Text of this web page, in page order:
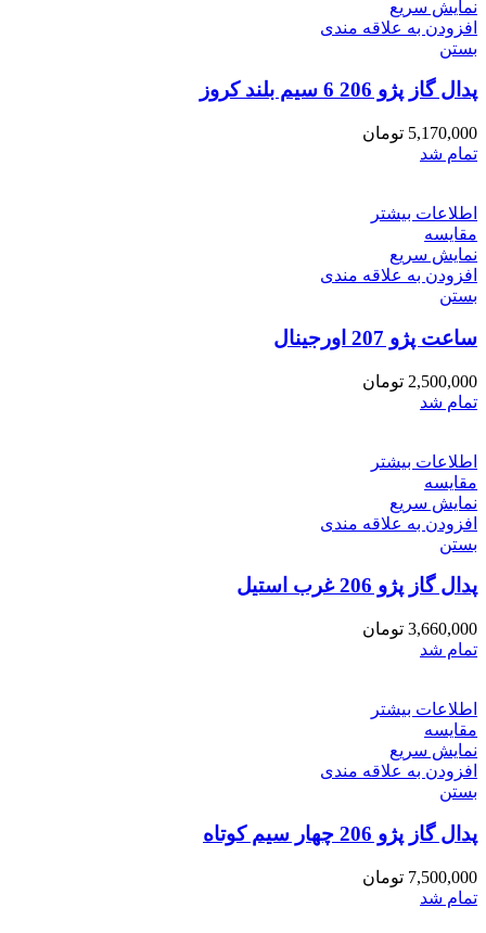
نمایش سریع
افزودن به علاقه مندی
بستن
پدال گاز پژو 206 6 سیم بلند کروز
5,170,000 تومان
تمام شد
اطلاعات بیشتر
مقایسه
نمایش سریع
افزودن به علاقه مندی
بستن
ساعت پژو 207 اورجینال
2,500,000 تومان
تمام شد
اطلاعات بیشتر
مقایسه
نمایش سریع
افزودن به علاقه مندی
بستن
پدال گاز پژو 206 غرب استیل
3,660,000 تومان
تمام شد
اطلاعات بیشتر
مقایسه
نمایش سریع
افزودن به علاقه مندی
بستن
پدال گاز پژو 206 چهار سیم کوتاه
7,500,000 تومان
تمام شد